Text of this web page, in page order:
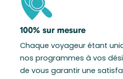
100% sur mesure
Chaque voyageur étant
nos programmes à vos
de vous garantir une